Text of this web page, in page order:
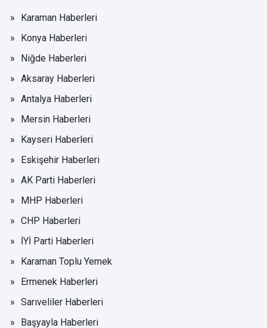
Karaman Haberleri
Konya Haberleri
Niğde Haberleri
Aksaray Haberleri
Antalya Haberleri
Mersin Haberleri
Kayseri Haberleri
Eskişehir Haberleri
AK Parti Haberleri
MHP Haberleri
CHP Haberleri
İYİ Parti Haberleri
Karaman Toplu Yemek
Ermenek Haberleri
Sarıveliler Haberleri
Başyayla Haberleri